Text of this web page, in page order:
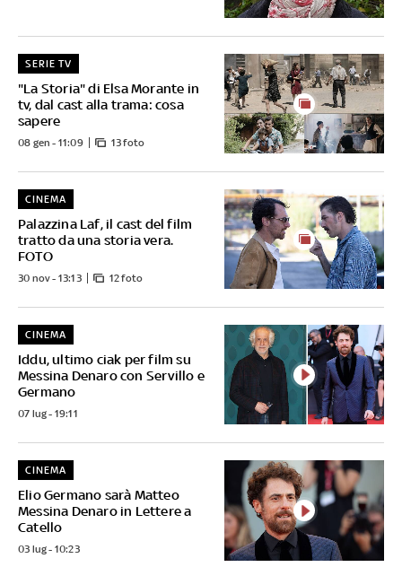
"La Storia" di Elsa Morante in
tv, dal cast alla trama: cosa
sapere
SERIE TV
08 gen - 11:09 13 foto
Palazzina Laf, il cast del film
tratto da una storia vera.
FOTO
CINEMA
30 nov - 13:13 12 foto
Iddu, ultimo ciak per film su
Messina Denaro con Servillo e
Germano
CINEMA
07 lug - 19:11
Elio Germano sarà Matteo
Messina Denaro in Lettere a
Catello
CINEMA
03 lug - 10:23